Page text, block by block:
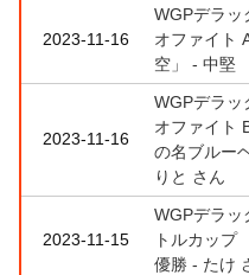
2023-11-16
WGPデラッ
オファイト
空」 - 中堅
2023-11-16
WGPデラッ
オファイト
の名ブルー
りと さん
2023-11-15
WGPデラッ
トルカップ
優勝 - たけ